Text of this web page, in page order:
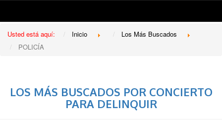
Usted está aquí: Inicio
Los Más Buscados
POLICÍA
LOS MÁS BUSCADOS POR CONCIERTO
PARA DELINQUIR